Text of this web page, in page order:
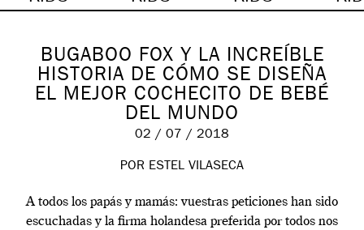
BUGABOO FOX Y LA INCREÍBLE
HISTORIA DE CÓMO SE DISEÑA
EL MEJOR COCHECITO DE BEBÉ
DEL MUNDO
02 / 07 / 2018
POR ESTEL VILASECA
A todos los papás y mamás: vuestras peticiones han sido
escuchadas y la firma holandesa preferida por todos nos